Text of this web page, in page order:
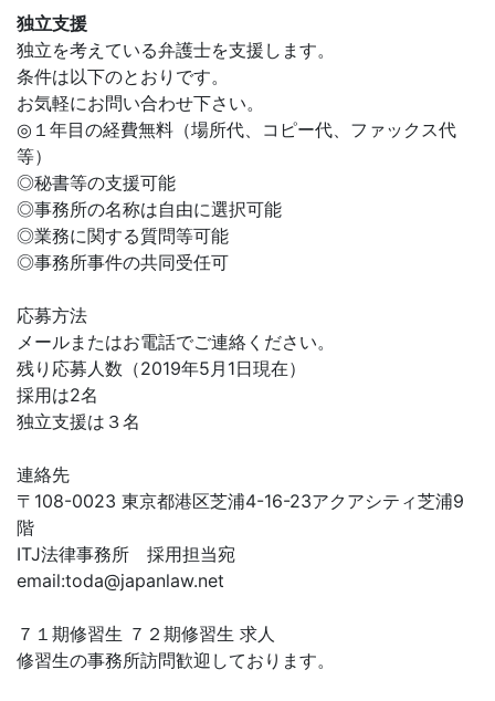
独立支援
独立を考えている弁護士を支援します。
条件は以下のとおりです。
お気軽にお問い合わせ下さい。
◎１年目の経費無料（場所代、コピー代、ファックス代
等）
◎秘書等の支援可能
◎事務所の名称は自由に選択可能
◎業務に関する質問等可能
◎事務所事件の共同受任可
応募方法
メールまたはお電話でご連絡ください。
残り応募人数（2019年5月1日現在）
採用は2名
独立支援は３名
連絡先
〒108-0023 東京都港区芝浦4-16-23アクアシティ芝浦9
階
ITJ法律事務所 採用担当宛
email:toda@japanlaw.net
７１期修習生 ７２期修習生 求人
修習生の事務所訪問歓迎しております。